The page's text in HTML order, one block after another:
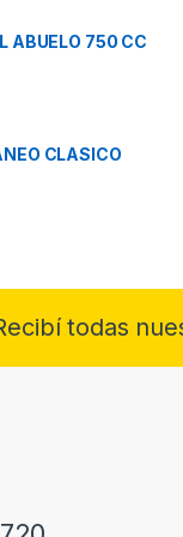
ABUELO 750 CC
CLASICO
todas